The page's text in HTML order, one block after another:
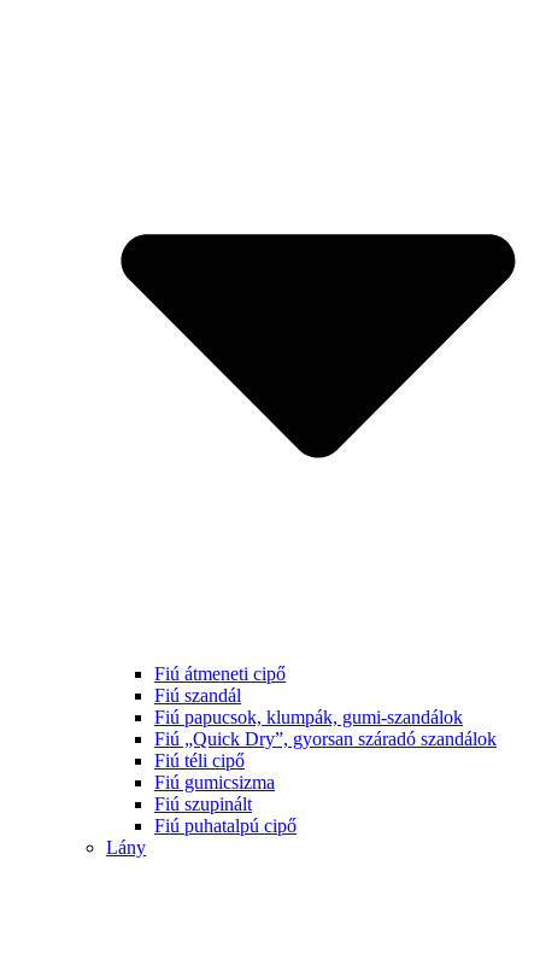
Fiú átmeneti cipő
Fiú szandál
Fiú papucsok, klumpák, gumi-szandálok
Fiú „Quick Dry”, gyorsan száradó szandálok
Fiú téli cipő
Fiú gumicsizma
Fiú szupinált
Fiú puhatalpú cipő
Lány